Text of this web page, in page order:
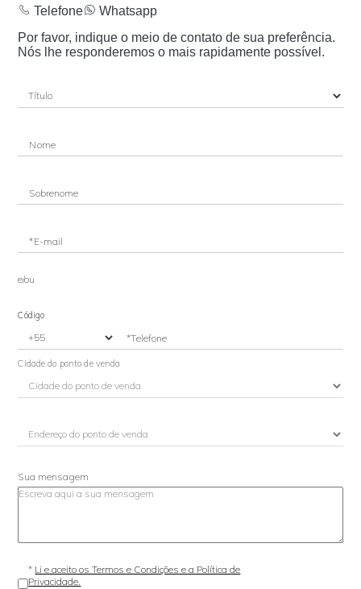
Telefone
Whatsapp
Por favor, indique o meio de contato de sua preferência.
Nós lhe responderemos o mais rapidamente possível.
Nome
Sobrenome
*E-mail
e/ou
Código
*Telefone
Cidade do ponto de venda
Sua mensagem
* Li e aceito os Termos e Condições e a Política de
Privacidade.